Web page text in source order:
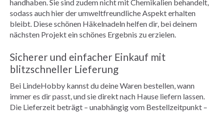
handhaben. Sie sind zudem nicht mit Chemikalien behandelt,
sodass auch hier der umweltfreundliche Aspekt erhalten
bleibt. Diese schönen Häkelnadeln helfen dir, bei deinem
nächsten Projekt ein schönes Ergebnis zu erzielen.
Sicherer und einfacher Einkauf mit
blitzschneller Lieferung
Bei LindeHobby kannst du deine Waren bestellen, wann
immer es dir passt, und sie direkt nach Hause liefern lassen.
Die Lieferzeit beträgt – unabhängig vom Bestellzeitpunkt –